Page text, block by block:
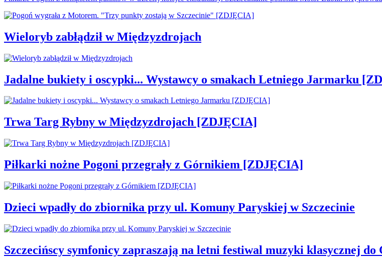
Wieloryb zabłądził w Międzyzdrojach
Jadalne bukiety i oscypki... Wystawcy o smakach Letniego Jarmarku
Trwa Targ Rybny w Międzyzdrojach [ZDJĘCIA]
Piłkarki nożne Pogoni przegrały z Górnikiem [ZDJĘCIA]
Dzieci wpadły do zbiornika przy ul. Komuny Paryskiej w Szczecinie
Szczecińscy symfonicy zapraszają na letni festiwal muzyki klasycznej do